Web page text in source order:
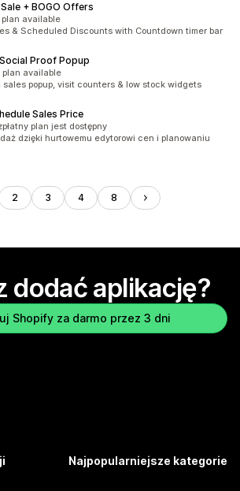
+ BOGO Offers
3
plan available
& Scheduled Discounts with Countdown timer bar
Proof Popup
9
plan available
sales popup, visit counters & low stock widgets
Sales Price
23
plan jest dostępny
dzięki hurtowemu edytorowi cen i planowaniu
2 3 4 8
dodać aplikację?
Shopify za darmo przez 3 dni
Najpopularniejsze kategorie